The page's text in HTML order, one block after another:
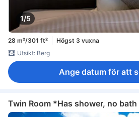
1/5
28 m²/301 ft²
Högst 3 vuxna
Utsikt: Berg
Ange datum för att
Twin Room *Has shower, no bath